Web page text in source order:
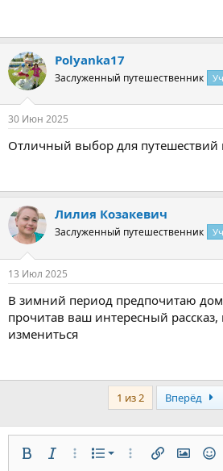
Polyanka17
Заслуженный путешественник
30 Июн 2025
Отличный выбор для
Лилия Козакевич
Заслуженный путешественник
13 Июл 2025
В зимний период предпочитаю
прочитав ваш интересный
измениться
1 из 2 Вперёд
ЖирныйКурсивДополнительно...
СписокДополнительно...
Вставить